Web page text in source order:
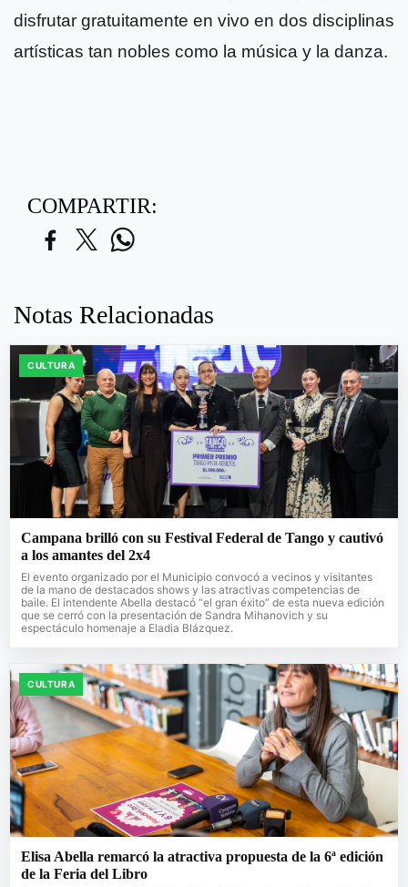
disfrutar gratuitamente en vivo en dos disciplinas
artísticas tan nobles como la música y la danza.
COMPARTIR:
Notas Relacionadas
CULTURA
Campana brilló con su Festival Federal de Tango y cautivó
a los amantes del 2x4
El evento organizado por el Municipio convocó a vecinos y visitantes
de la mano de destacados shows y las atractivas competencias de
baile. El intendente Abella destacó “el gran éxito” de esta nueva edición
que se cerró con la presentación de Sandra Mihanovich y su
espectáculo homenaje a Eladia Blázquez.
CULTURA
Elisa Abella remarcó la atractiva propuesta de la 6ª edición
de la Feria del Libro